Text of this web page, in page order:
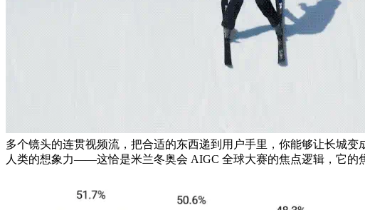
多个镜头的连贯视频流，把合适的东西递到用户手里，你能够让长城
人类的想象力——这恰是米兰冬奥会 AIGC 全球大赛的焦点逻辑，它的